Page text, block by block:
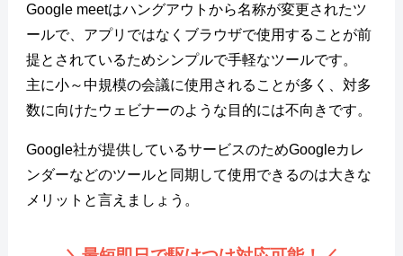
Google meetはハングアウトから名称が変更されたツ
ールで、アプリではなくブラウザで使用することが前
提とされているためシンプルで手軽なツールです。
主に小～中規模の会議に使用されることが多く、対多
数に向けたウェビナーのような目的には不向きです。
Google社が提供しているサービスのためGoogleカレ
ンダーなどのツールと同期して使用できるのは大きな
メリットと言えましょう。